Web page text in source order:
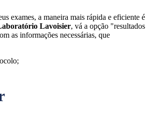
exames, a maneira mais rápida e eficiente é
Lavoisier, vá a opção "resultados
as informações necessárias, que